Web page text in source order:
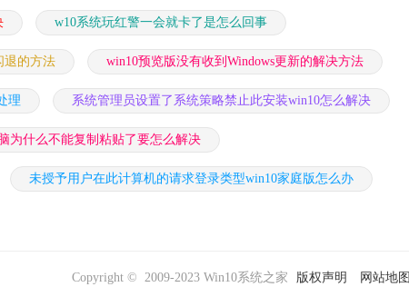
w10系统玩红警一会就卡了是怎么回事
退的方法 win10预览版没有收到Windows更新的解决方法
理 系统管理员设置了系统策略禁止此安装win10怎么解决
为什么不能复制粘贴了要怎么解决
未授予用户在此计算机的请求登录类型win10家庭版怎么办
Copyright © 2009-2023 Win10系统之家 版权声明 网站地图